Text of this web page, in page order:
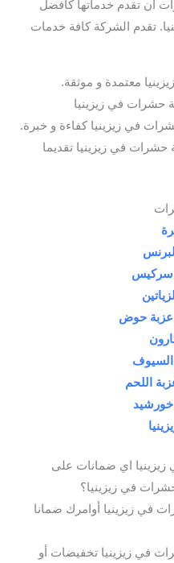
ان تقدم خدماتها كافضل
تقدم الشركة كافة خدمات
معتمدة و موثقة.
في زيزينيا
في زيزينيا كفاءة و خبرة.
في زيزينيا تقديما
سركيس
حوض
اللحم
اي ضمانات على
في زيزينيا؟
في زيزينيا أوامرك ضمانا
في زيزينيا تخفيضات أو